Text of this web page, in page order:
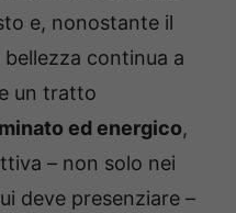
e, nonostante il
continua a
un tratto
ed energico,
– non solo nei
deve presenziare –